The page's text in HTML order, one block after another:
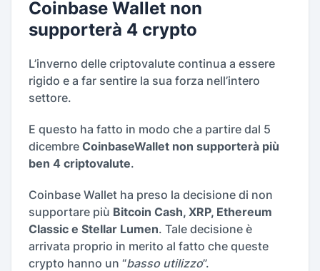
Coinbase Wallet non
supporterà 4 crypto
L’inverno delle criptovalute continua a essere
rigido e a far sentire la sua forza nell’intero
settore.
E questo ha fatto in modo che a partire dal 5
dicembre CoinbaseWallet non supporterà più
ben 4 criptovalute.
Coinbase Wallet ha preso la decisione di non
supportare più Bitcoin Cash, XRP, Ethereum
Classic e Stellar Lumen. Tale decisione è
arrivata proprio in merito al fatto che queste
crypto hanno un “basso utilizzo”.